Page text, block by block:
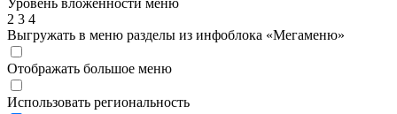
Уровень вложенности меню
2 3 4
Выгружать в меню разделы из инфоблока «Мегаменю»
Отображать большое меню
Использовать региональность